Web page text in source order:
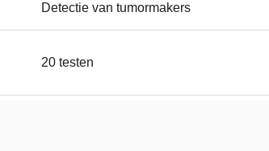
Detectie van tumormakers
20 testen